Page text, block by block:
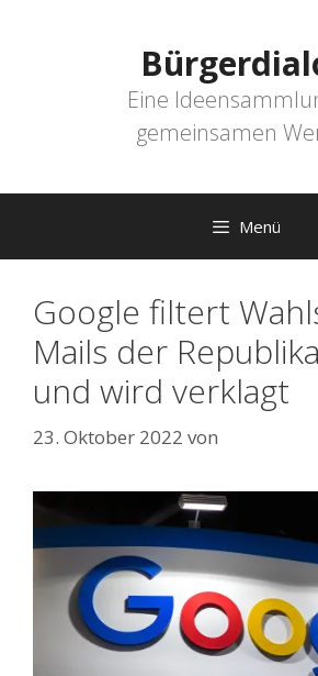
Eine
gemeinsamen
Menü
Google filtert
Mails der
und wird verklagt
23. Oktober 2022 von